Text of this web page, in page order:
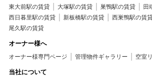
東大前駅の賃貸
大塚駅の賃貸 巣鴨駅の賃貸
田
西日暮里駅の賃貸
新板橋駅の賃貸 西巣鴨駅の賃
尾久駅の賃貸
オーナー様へ
オーナー様専門ページ 管理物件ギャラリー 空室
当社について